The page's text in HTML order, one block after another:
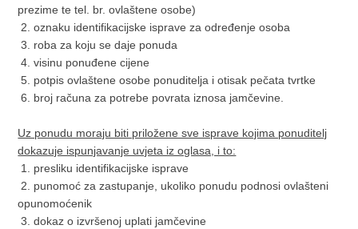
prezime te tel. br. ovlaštene osobe)
2. oznaku identifikacijske isprave za određenje osoba
3. roba za koju se daje ponuda
4. visinu ponuđene cijene
5. potpis ovlaštene osobe ponuditelja i otisak pečata tvrtke
6. broj računa za potrebe povrata iznosa jamčevine.
Uz ponudu moraju biti priložene sve isprave kojima ponuditelj
dokazuje ispunjavanje uvjeta iz oglasa, i to:
1. presliku identifikacijske isprave
2. punomoć za zastupanje, ukoliko ponudu podnosi ovlašteni
opunomoćenik
3. dokaz o izvršenoj uplati jamčevine